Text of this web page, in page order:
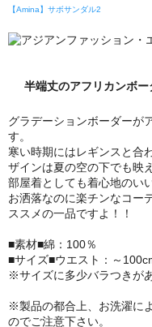
【Amina】サボサンダル2
半端丈のアフリカンボ
グラデーションボーダーが
す。
寒い時期にはレギンスと合
ザインは夏の空の下でも映
部屋着としても着心地のい
お洒落なのに楽チンなコー
ススメの一品ですよ！！
■素材■綿：100％
■サイズ■ウエスト：～
※サイズに多少バラつきが
※製品の都合上、お洗濯に
のでご注意下さい。